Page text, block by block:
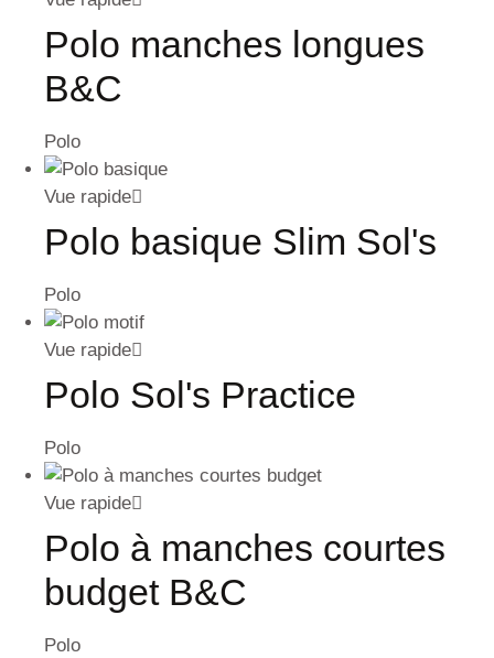
Polo manches longues
B&C
Polo
Vue rapide
Polo basique Slim Sol's
Polo
Vue rapide
Polo Sol's Practice
Polo
Vue rapide
Polo à manches courtes
budget B&C
Polo